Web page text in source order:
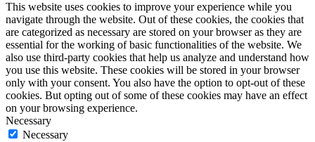
This website uses cookies to improve your experience while you
navigate through the website. Out of these cookies, the cookies that
are categorized as necessary are stored on your browser as they are
essential for the working of basic functionalities of the website. We
also use third-party cookies that help us analyze and understand how
you use this website. These cookies will be stored in your browser
only with your consent. You also have the option to opt-out of these
cookies. But opting out of some of these cookies may have an effect
on your browsing experience.
Necessary
Necessary